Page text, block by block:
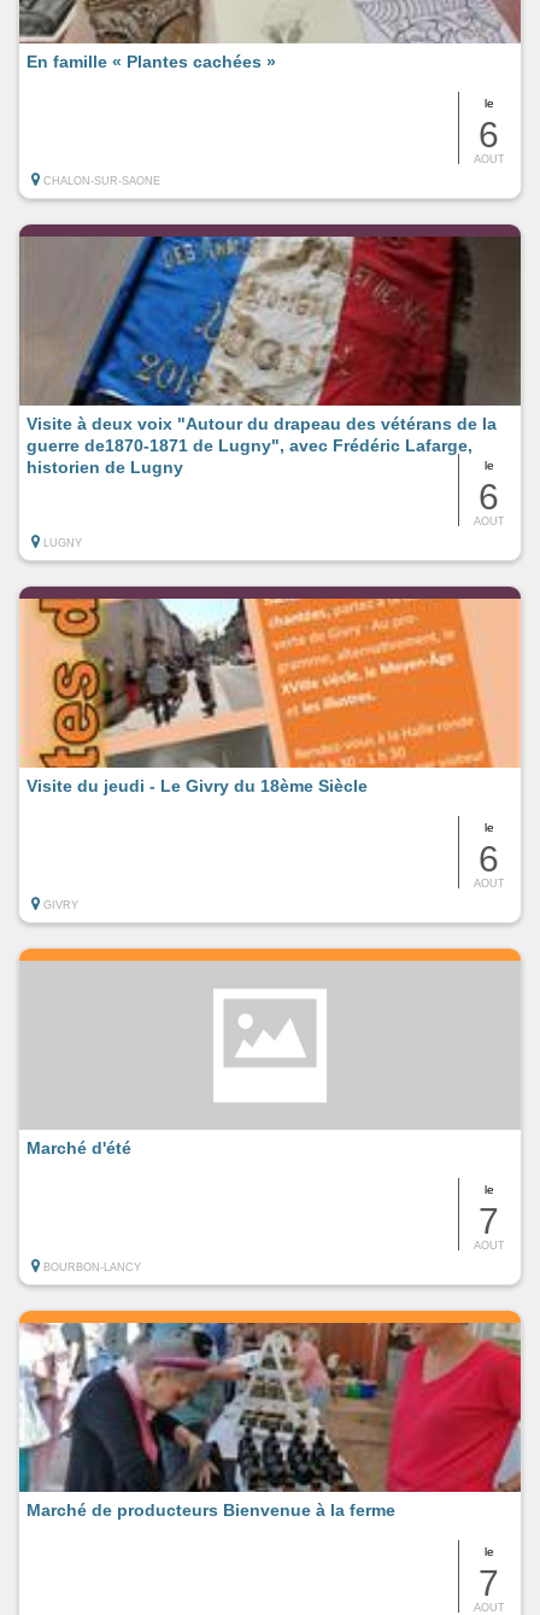
le
6
AOUT
En famille « Plantes cachées »
CHALON-SUR-SAONE
le
6
AOUT
Visite à deux voix "Autour du drapeau des vétérans de la
guerre de1870-1871 de Lugny", avec Frédéric Lafarge,
historien de Lugny
LUGNY
le
6
AOUT
Visite du jeudi - Le Givry du 18ème Siècle
GIVRY
le
7
AOUT
Marché d'été
BOURBON-LANCY
le
7
AOUT
Marché de producteurs Bienvenue à la ferme